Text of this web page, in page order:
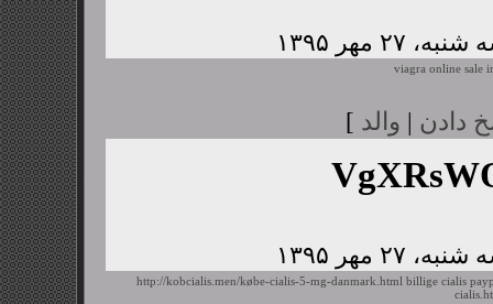
viagra online sale
دادن | والد ]
http://kobcialis.men/købe-cialis-5-mg-danmark.html billige cialis